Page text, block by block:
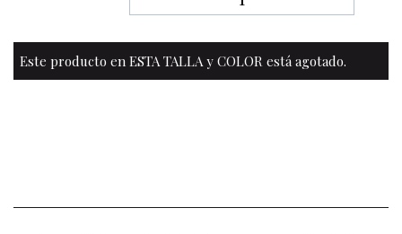
Este producto en ESTA TALLA y COLOR está agotado.